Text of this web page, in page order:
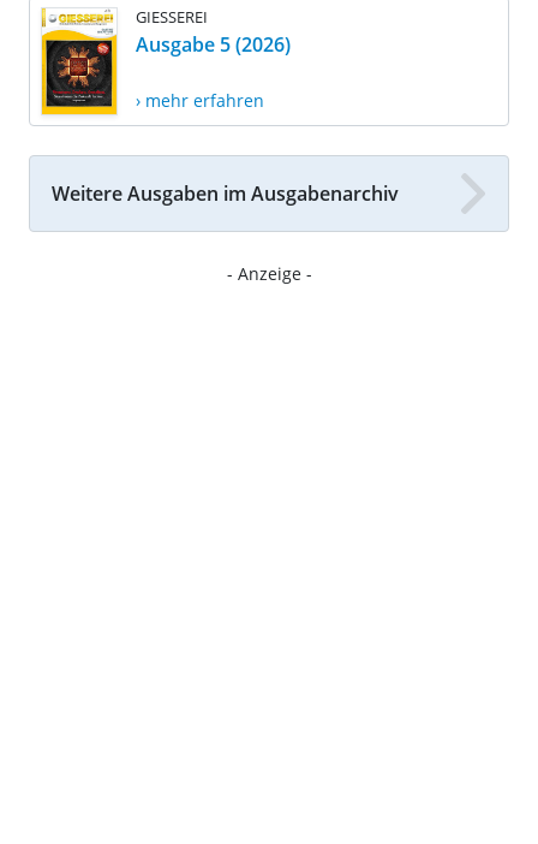
GIESSEREI
Ausgabe 5 (2026)
› mehr erfahren
Weitere Ausgaben im Ausgabenarchiv
- Anzeige -